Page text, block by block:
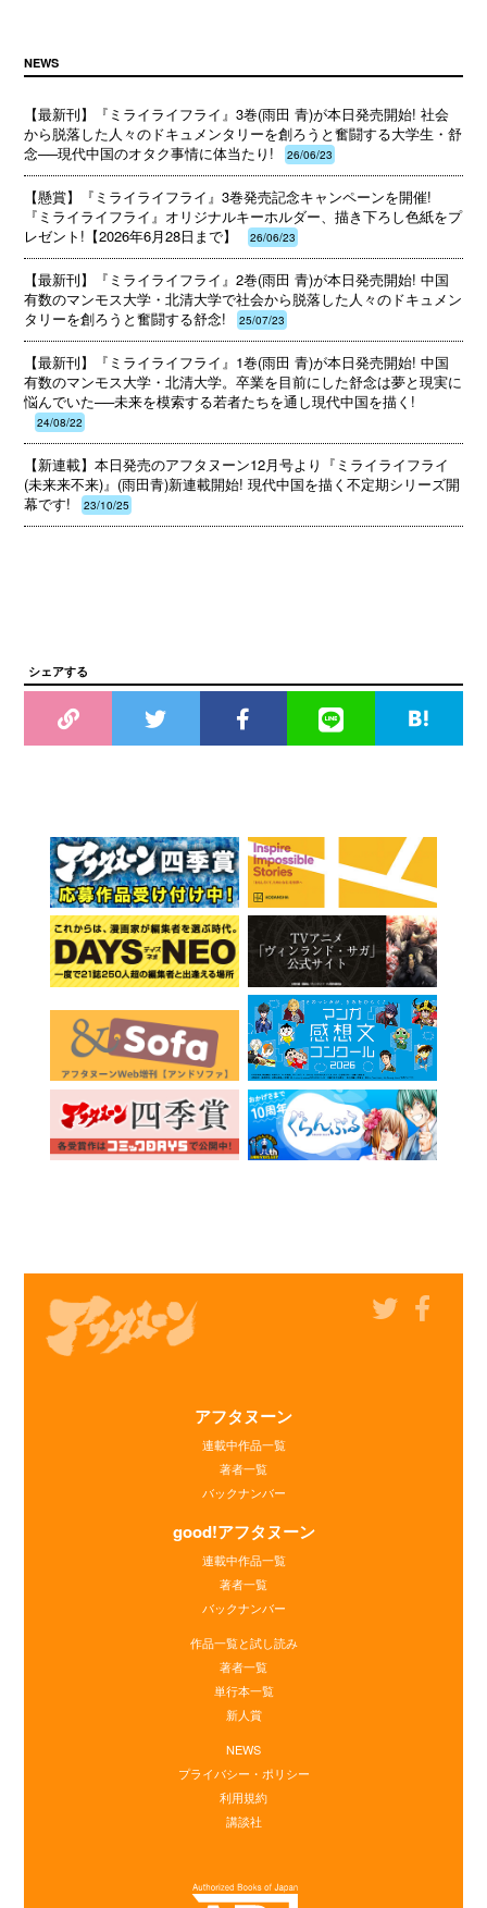
NEWS
【最新刊】『ミライライフライ』3巻(雨田 青)が本日発売開始! 社会
から脱落した人々のドキュメンタリーを創ろうと奮闘する大学生・舒
念──現代中国のオタク事情に体当たり!
26/06/23
【懸賞】『ミライライフライ』3巻発売記念キャンペーンを開催!
『ミライライフライ』オリジナルキーホルダー、描き下ろし色紙をプ
レゼント!【2026年6月28日まで】
26/06/23
【最新刊】『ミライライフライ』2巻(雨田 青)が本日発売開始! 中国
有数のマンモス大学・北清大学で社会から脱落した人々のドキュメン
タリーを創ろうと奮闘する舒念!
25/07/23
【最新刊】『ミライライフライ』1巻(雨田 青)が本日発売開始! 中国
有数のマンモス大学・北清大学。卒業を目前にした舒念は夢と現実に
悩んでいた──未来を模索する若者たちを通し現代中国を描く!
24/08/22
【新連載】本日発売のアフタヌーン12月号より『ミライライフライ
(未来来不来)』(雨田青)新連載開始! 現代中国を描く不定期シリーズ開
幕です!
23/10/25
シェアする
アフタヌーン
連載中作品一覧
著者一覧
バックナンバー
good!アフタヌーン
連載中作品一覧
著者一覧
バックナンバー
作品一覧と試し読み
著者一覧
単行本一覧
新人賞
NEWS
プライバシー・ポリシー
利用規約
講談社